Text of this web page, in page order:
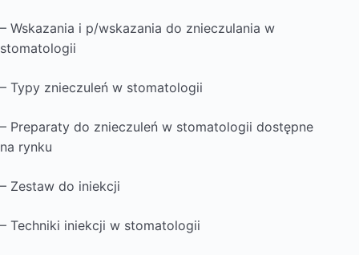
– Wskazania i p/wskazania do znieczulania w
stomatologii
– Typy znieczuleń w stomatologii
– Preparaty do znieczuleń w stomatologii dostępne
na rynku
– Zestaw do iniekcji
– Techniki iniekcji w stomatologii